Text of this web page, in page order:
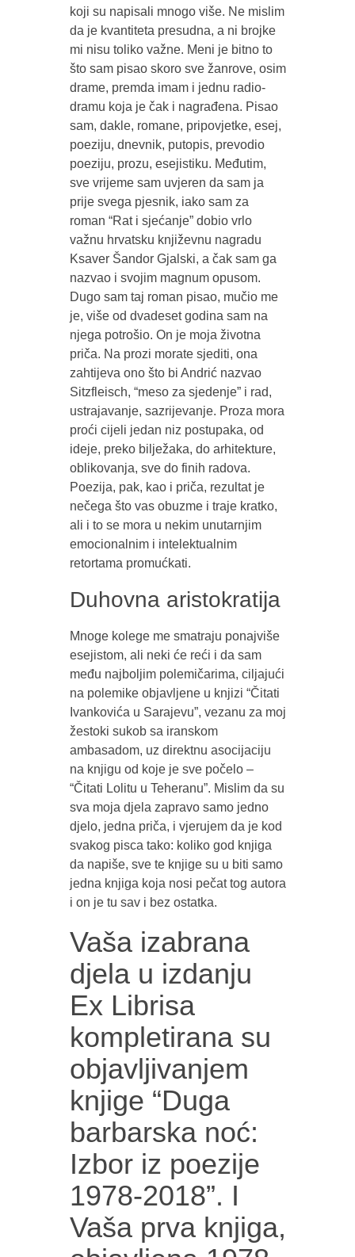
koji su napisali mnogo više. Ne mislim
da je kvantiteta presudna, a ni brojke
mi nisu toliko važne. Meni je bitno to
što sam pisao skoro sve žanrove, osim
drame, premda imam i jednu radio-
dramu koja je čak i nagrađena. Pisao
sam, dakle, romane, pripovjetke, esej,
poeziju, dnevnik, putopis, prevodio
poeziju, prozu, esejistiku. Međutim,
sve vrijeme sam uvjeren da sam ja
prije svega pjesnik, iako sam za
roman “Rat i sjećanje” dobio vrlo
važnu hrvatsku književnu nagradu
Ksaver Šandor Gjalski, a čak sam ga
nazvao i svojim magnum opusom.
Dugo sam taj roman pisao, mučio me
je, više od dvadeset godina sam na
njega potrošio. On je moja životna
priča. Na prozi morate sjediti, ona
zahtijeva ono što bi Andrić nazvao
Sitzfleisch, “meso za sjedenje” i rad,
ustrajavanje, sazrijevanje. Proza mora
proći cijeli jedan niz postupaka, od
ideje, preko bilježaka, do arhitekture,
oblikovanja, sve do finih radova.
Poezija, pak, kao i priča, rezultat je
nečega što vas obuzme i traje kratko,
ali i to se mora u nekim unutarnjim
emocionalnim i intelektualnim
retortama promućkati.
Duhovna aristokratija
Mnoge kolege me smatraju ponajviše
esejistom, ali neki će reći i da sam
među najboljim polemičarima, ciljajući
na polemike objavljene u knjizi “Čitati
Ivankovića u Sarajevu”, vezanu za moj
žestoki sukob sa iranskom
ambasadom, uz direktnu asocijaciju
na knjigu od koje je sve počelo –
“Čitati Lolitu u Teheranu”. Mislim da su
sva moja djela zapravo samo jedno
djelo, jedna priča, i vjerujem da je kod
svakog pisca tako: koliko god knjiga
da napiše, sve te knjige su u biti samo
jedna knjiga koja nosi pečat tog autora
i on je tu sav i bez ostatka.
Vaša izabrana
djela u izdanju
Ex Librisa
kompletirana su
objavljivanjem
knjige “Duga
barbarska noć:
Izbor iz poezije
1978-2018”. I
Vaša prva knjiga,